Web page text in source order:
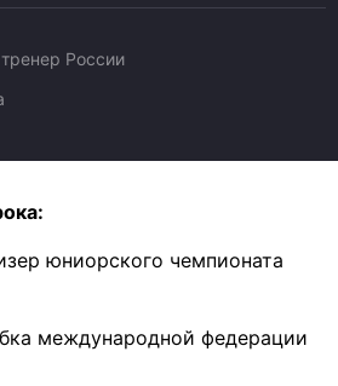
России
юниорского чемпионата
международной федерации